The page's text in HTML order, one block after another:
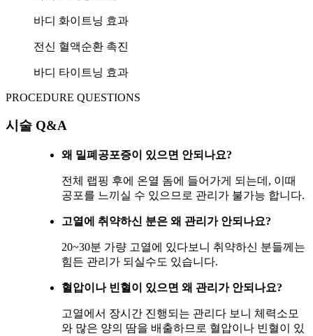
바디 화이트닝 효과
전신 혈액순환 촉진
바디 타이트닝 효과
PROCEDURE QUESTIONS
시술 Q&A
왜 밀폐공포증이 있으면 안되나요?
전체 랩핑 후에 온열 돔에 들어가게 되는데, 이때
공포를 느끼실 수 있으므로 관리가 불가능 합니다.
고열에 취약하신 분은 왜 관리가 안되나요?
20~30분 가량 고열에 있다보니 취약하신 분들께는
힘든 관리가 되실수도 있습니다.
혈압이나 빈혈이 있으면 왜 관리가 안되나요?
고열에서 장시간 진행되는 관리다 보니 체력소모
와 많은 양의 땀을 배출하므로 혈압이나 빈혈이 있